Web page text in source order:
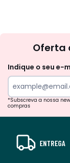
Oferta
Indique o seu e-
*Subscreva a nossa
compras
ENTREGA